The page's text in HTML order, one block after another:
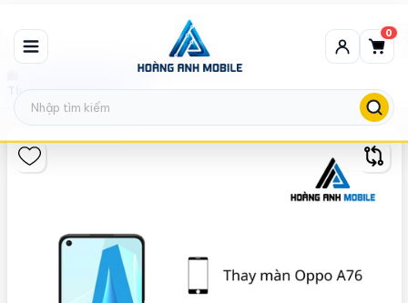
0
Thay màn hình Oppo
Thay màn hình Oppo A76